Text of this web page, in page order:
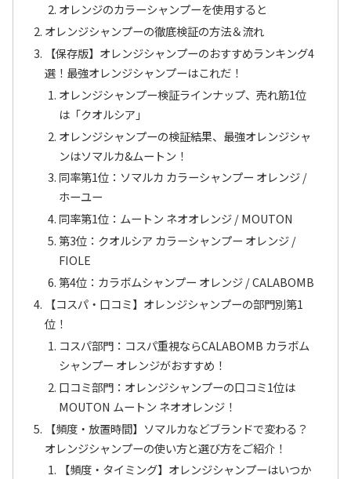
オレンジのカラーシャンプーを使用すると
オレンジシャンプーの徹底検証の方法＆流れ
【保存版】オレンジシャンプーのおすすめランキング4
選！最強オレンジシャンプーはこれだ！
オレンジシャンプー検証ラインナップ、売れ筋1位
は「クオルシア」
オレンジシャンプーの検証結果、最強オレンジシャ
ンはソマルカ&ムートン！
同率第1位：ソマルカ カラーシャンプー オレンジ /
ホーユー
同率第1位：ムートン ネオオレンジ / MOUTON
第3位：クオルシア カラーシャンプー オレンジ /
FIOLE
第4位：カラボムシャンプー オレンジ / CALABOMB
【コスパ・口コミ】オレンジシャンプーの部門別第1
位！
コスパ部門：コスパ重視ならCALABOMB カラボム
シャンプー オレンジがおすすめ！
口コミ部門：オレンジシャンプーの口コミ1位は
MOUTON ムートン ネオオレンジ！
【頻度・放置時間】ソマルカなどブランドで変わる？
オレンジシャンプーの使い方と選び方をご紹介！
【頻度・タイミング】オレンジシャンプーはいつか